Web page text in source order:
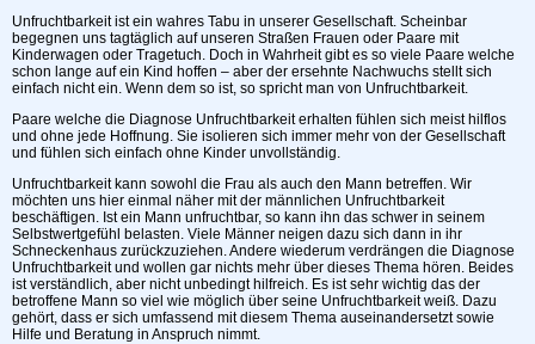
Unfruchtbarkeit ist ein wahres Tabu in unserer Gesellschaft. Scheinbar
begegnen uns tagtäglich auf unseren Straßen Frauen oder Paare mit
Kinderwagen oder Tragetuch. Doch in Wahrheit gibt es so viele Paare welche
schon lange auf ein Kind hoffen – aber der ersehnte Nachwuchs stellt sich
einfach nicht ein. Wenn dem so ist, so spricht man von Unfruchtbarkeit.
Paare welche die Diagnose Unfruchtbarkeit erhalten fühlen sich meist hilflos
und ohne jede Hoffnung. Sie isolieren sich immer mehr von der Gesellschaft
und fühlen sich einfach ohne Kinder unvollständig.
Unfruchtbarkeit kann sowohl die Frau als auch den Mann betreffen. Wir
möchten uns hier einmal näher mit der männlichen Unfruchtbarkeit
beschäftigen. Ist ein Mann unfruchtbar, so kann ihn das schwer in seinem
Selbstwertgefühl belasten. Viele Männer neigen dazu sich dann in ihr
Schneckenhaus zurückzuziehen. Andere wiederum verdrängen die Diagnose
Unfruchtbarkeit und wollen gar nichts mehr über dieses Thema hören. Beides
ist verständlich, aber nicht unbedingt hilfreich. Es ist sehr wichtig das der
betroffene Mann so viel wie möglich über seine Unfruchtbarkeit weiß. Dazu
gehört, dass er sich umfassend mit diesem Thema auseinandersetzt sowie
Hilfe und Beratung in Anspruch nimmt.